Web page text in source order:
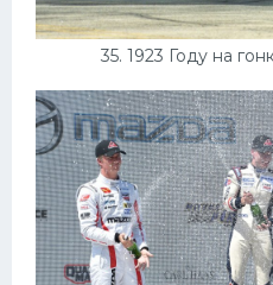
35. 1923 Году на